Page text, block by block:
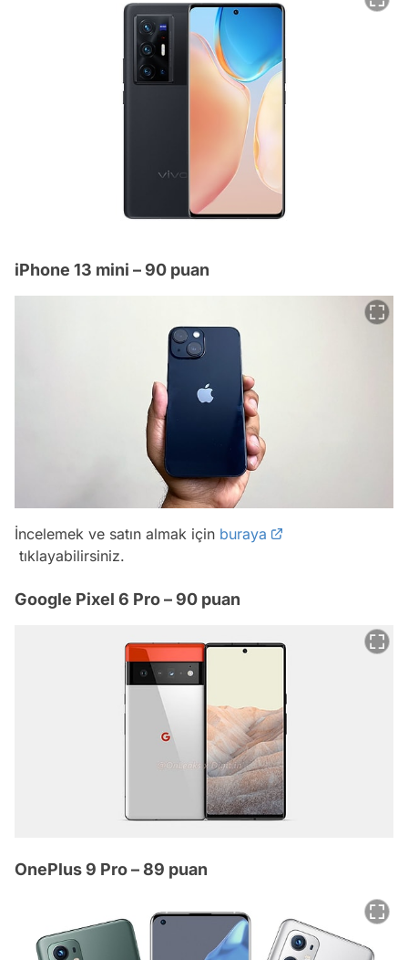
iPhone 13 mini – 90 puan
İncelemek ve satın almak için buraya
tıklayabilirsiniz.
Google Pixel 6 Pro – 90 puan
OnePlus 9 Pro – 89 puan